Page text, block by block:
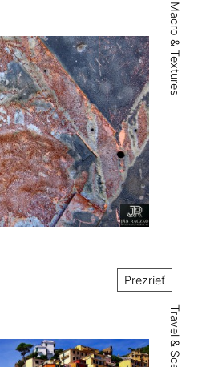
Macro & Textures
Prezrieť